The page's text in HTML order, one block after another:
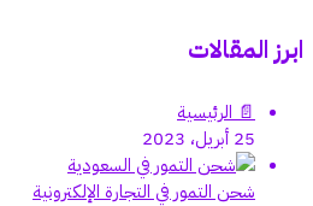
ابرز المقالات
📄 الرئيسية
25 أبريل، 2023
شحن التمور في التجارة الإلكترونية